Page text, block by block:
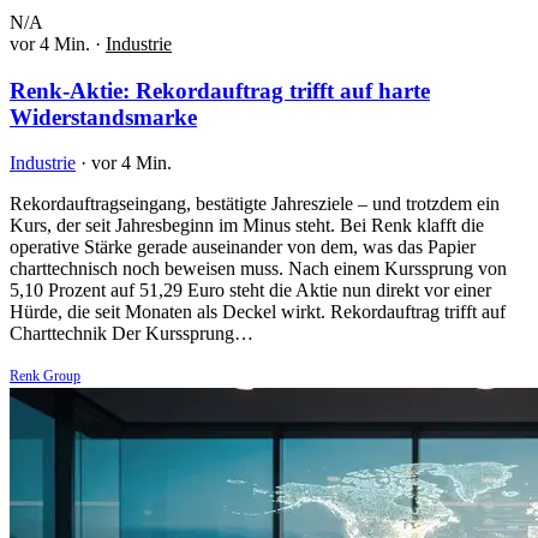
N/A
vor 4 Min. · Industrie
Renk-Aktie: Rekordauftrag trifft auf harte
Widerstandsmarke
Industrie · vor 4 Min.
Rekordauftragseingang, bestätigte Jahresziele – und trotzdem ein
Kurs, der seit Jahresbeginn im Minus steht. Bei Renk klafft die
operative Stärke gerade auseinander von dem, was das Papier
charttechnisch noch beweisen muss. Nach einem Kurssprung von
5,10 Prozent auf 51,29 Euro steht die Aktie nun direkt vor einer
Hürde, die seit Monaten als Deckel wirkt. Rekordauftrag trifft auf
Charttechnik Der Kurssprung…
Renk Group